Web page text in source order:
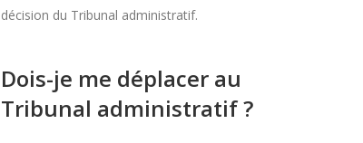
décision du Tribunal administratif.
Dois-je me déplacer au
Tribunal administratif ?